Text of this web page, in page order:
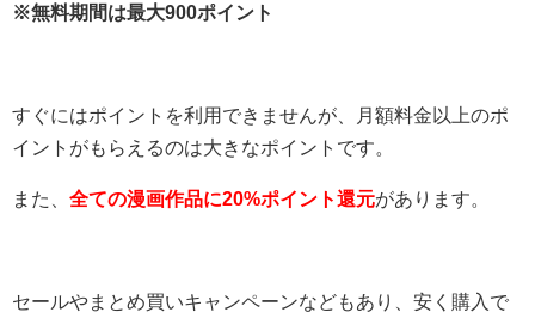
※無料期間は最大900ポイント
すぐにはポイントを利用できませんが、月額料金以上のポ
イントがもらえるのは大きなポイントです。
また、 全ての漫画作品に20%ポイント還元があります。
セールやまとめ買いキャンペーンなどもあり、安く購入で